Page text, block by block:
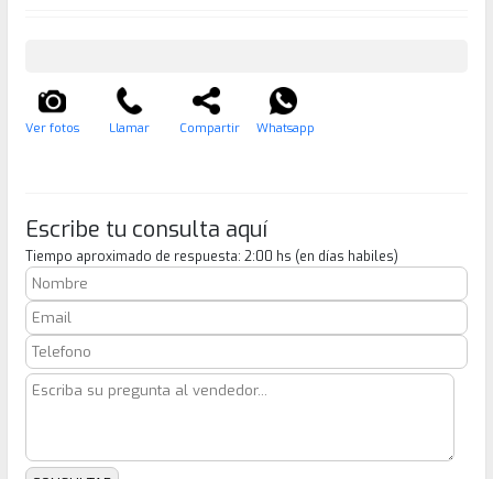
Ver fotos Llamar Compartir Whatsapp
Escribe tu consulta aquí
Tiempo aproximado de respuesta: 2:00 hs (en días habiles)